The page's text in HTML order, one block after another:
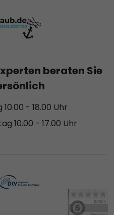
beraten Sie
- 18.00 Uhr
10.00 - 17.00 Uhr